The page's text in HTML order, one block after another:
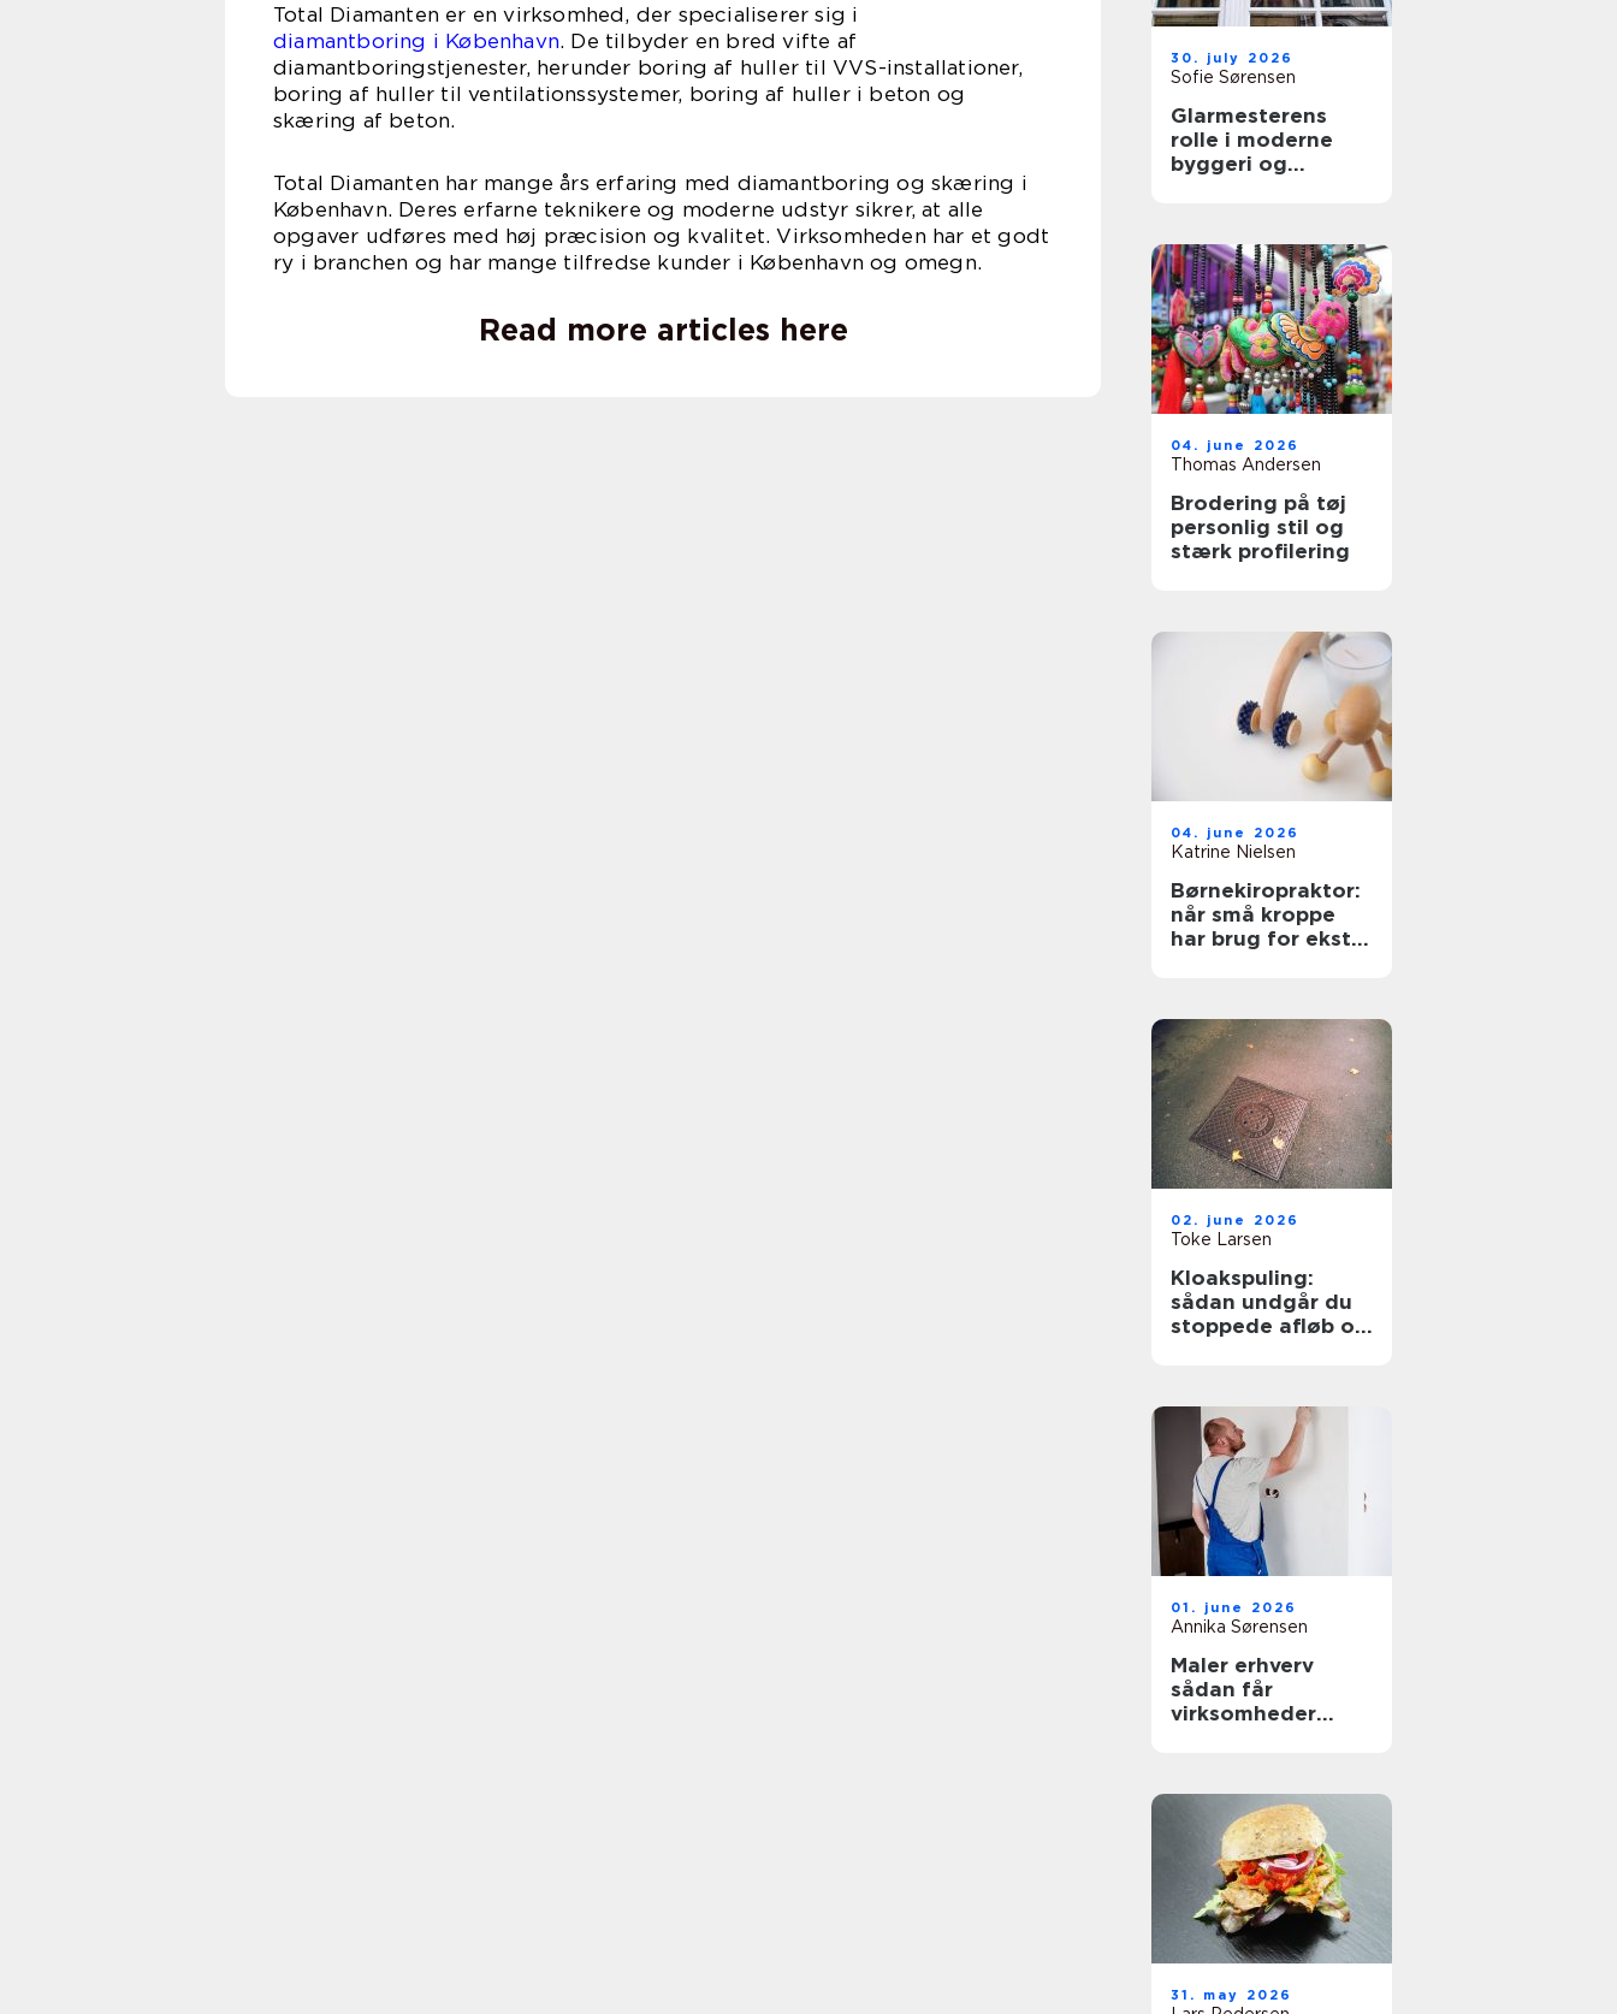
Total Diamanten er en virksomhed, der specialiserer sig i
diamantboring i København. De tilbyder en bred vifte af
diamantboringstjenester, herunder boring af huller til VVS-installationer,
boring af huller til ventilationssystemer, boring af huller i beton og
skæring af beton.
Total Diamanten har mange års erfaring med diamantboring og skæring i
København. Deres erfarne teknikere og moderne udstyr sikrer, at alle
opgaver udføres med høj præcision og kvalitet. Virksomheden har et godt
ry i branchen og har mange tilfredse kunder i København og omegn.
Read more articles here
30. july 2026
Sofie Sørensen
Glarmesterens
rolle i moderne
byggeri og
04. june 2026
Thomas Andersen
Brodering på tøj
personlig stil og
stærk profilering
04. june 2026
Katrine Nielsen
Børnekiropraktor:
når små kroppe
har brug for ekstra
02. june 2026
Toke Larsen
Kloakspuling:
sådan undgår du
stoppede afløb og
01. june 2026
Annika Sørensen
Maler erhverv
sådan får
virksomheder
31. may 2026